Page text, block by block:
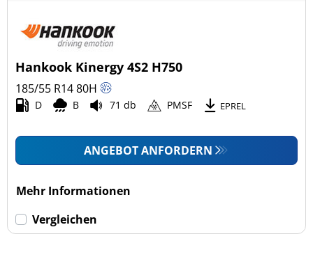
Hankook Kinergy 4S2 H750
185/55 R1480H
D B 71 db PMSF EPREL
ANGEBOT ANFORDERN
Mehr Informationen
Vergleichen